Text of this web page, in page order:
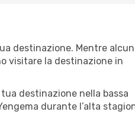
destinazione. Mentre
visitare la destinazione in
destinazione nella bassa
durante l’alta